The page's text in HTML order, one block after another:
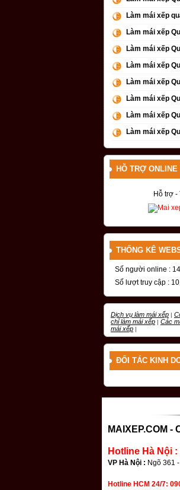
Làm mái xếp
Làm mái xếp
Làm mái xếp
Làm mái xếp
Làm mái xếp
Làm mái xếp
Làm mái xếp
Làm mái xếp
HỖ TRỢ ONLINE
Hỗ trợ -
THỐNG KÊ
Số người online : 14
Số lượt truy cập :
Dịch vụ làm mái xếp |
chỉ làm mái xếp | Các
mái xếp |
ĐỐI TÁC KINH
MAIXEP.COM -
Hotline Hà Nội :
VP Hà Nội : Ngõ 361
Hotline HCM 24/7: